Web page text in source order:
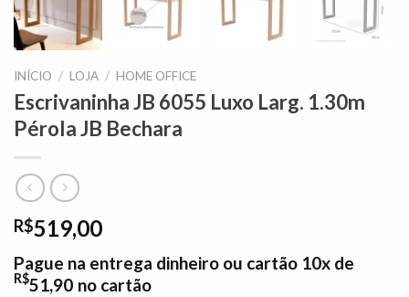
INÍCIO / LOJA / HOME OFFICE
Escrivaninha JB 6055 Luxo Larg. 1.30m
Pérola JB Bechara
R$519,00
Pague na entrega dinheiro ou cartão 10x de
R$51,90 no cartão